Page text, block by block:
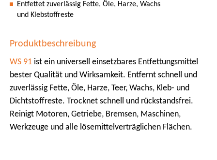
Entfettet zuverlässig Fette, Öle, Harze, Wachs
und Klebstoffreste
Produktbeschreibung
WS 91 ist ein universell einsetzbares Entfettungsmittel
bester Qualität und Wirksamkeit. Entfernt schnell und
zuverlässig Fette, Öle, Harze, Teer, Wachs, Kleb- und
Dichtstoffreste. Trocknet schnell und rückstandsfrei.
Reinigt Motoren, Getriebe, Bremsen, Maschinen,
Werkzeuge und alle lösemittelverträglichen Flächen.